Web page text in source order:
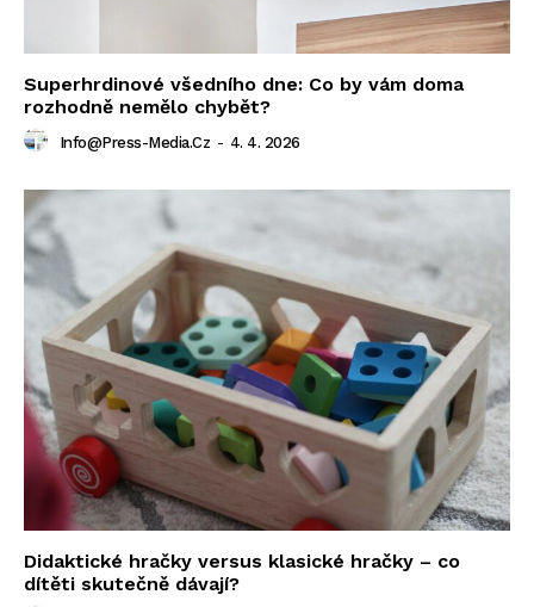
Superhrdinové všedního dne: Co by vám doma
rozhodně nemělo chybět?
Info@press-Media.cz - 4. 4. 2026
Didaktické hračky versus klasické hračky – co
dítěti skutečně dávají?